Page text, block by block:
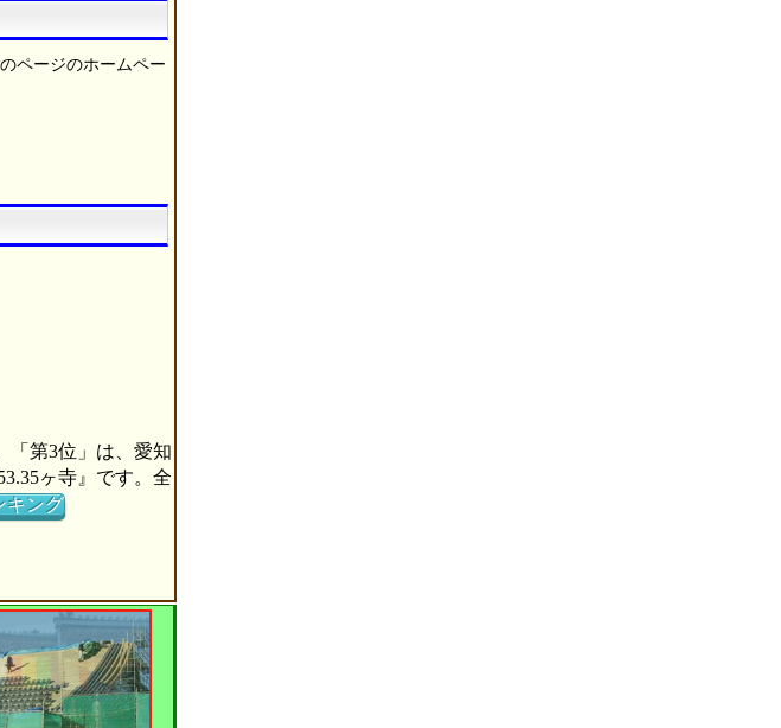
ページのホームペー
「第3位」は、愛知
ヶ寺』です。全
キング